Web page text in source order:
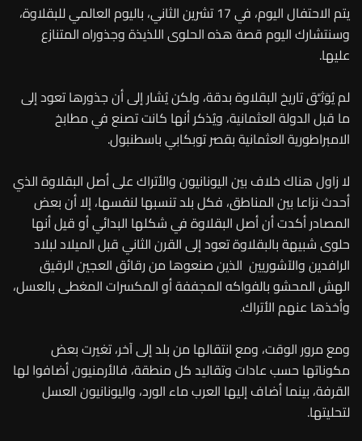
يتم الاحتفال اليوم، في 17 تشرين الثاني، باليوم العالمي للبقلاوة،
وسنتشارك اليوم قصة هذه الحلوى اللذيذة وجذوراه المتنازع
عليها.
لم يُوَثَّق تاريخ البقلاوة بدقة، ولكن يُشار إلى أن جذورها تعود إلى
ما قبل الدولة العثمانية، ويُذكر أنها كانت تصنع في مطابخ
الامبراطورية العثمانية بقصر توبكابي باسطنبول.
لا زاول هناك خلاف بين اليونانيون والأتراك على أصل البقلاوة الذي
أحدث نزاعا بين المناطق، فكل بلد تنسبها لنفسها، إلا أن بعض
المصادر أكدت أن أصل البقلاوة في شكلها البدائي أو قيل أنها
حلوى شبيهة بالبقلاوة تعود إلى القرن الثاني قبل الميلاد لبلاد
الرافدين والآشوريين الذين صنعوها من رقائق العجين الرقيق
الهش المحشو بالفواكه المجففة أو المكسرات المغطى بالعسل،
وأخذها عنهم الأتراك.
ومع مرور الوقت، ومع انتقالها من بلد إلى آخر، تغيرت بعض
مكوناتها حسب عادات وتقاليد كل منطقة، فالأرمنيون أضافوا لها
القرفة، بينما أضاف إليها العرب ماء الورد، واليونانيون العسل
لتحليتها.